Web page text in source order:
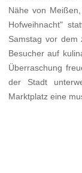
Nähe von
Hofweihnacht"
Samstag vor dem
Besucher auf
Überraschung
der Stadt
Marktplatz eine